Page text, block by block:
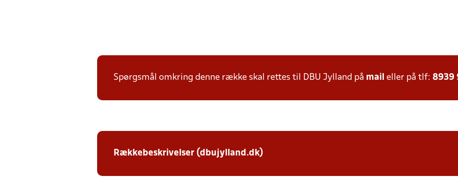
Spørgsmål omkring denne række skal rettes til DBU Jylland på mail eller på tlf: 8939
Rækkebeskrivelser (dbujylland.dk)